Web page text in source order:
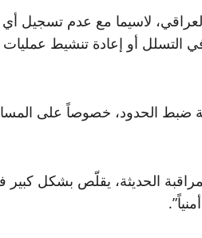
لاسيما مع عدم تسجيل
أو إعادة تنشيط عمليات
ضبط الحدود، خصوصاً على
الحديثة، يقلّص بشكل